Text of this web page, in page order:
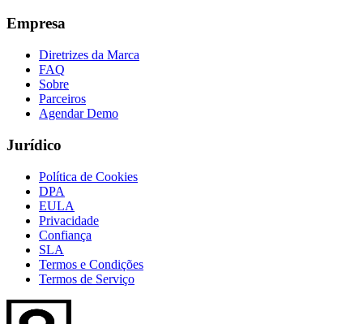
Empresa
Diretrizes da Marca
FAQ
Sobre
Parceiros
Agendar Demo
Jurídico
Política de Cookies
DPA
EULA
Privacidade
Confiança
SLA
Termos e Condições
Termos de Serviço